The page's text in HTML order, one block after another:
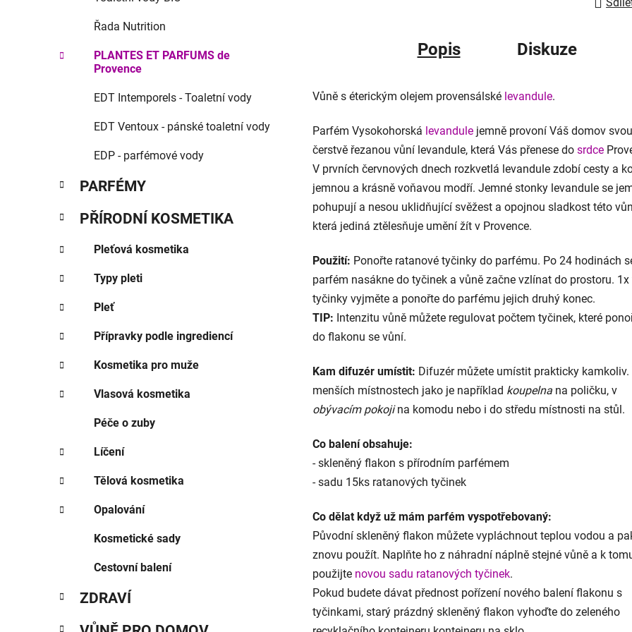
Řada Nutrition
PLANTES ET PARFUMS de
Provence
EDT Intemporels - Toaletní vody
EDT Ventoux - pánské toaletní vody
EDP - parfémové vody
PARFÉMY
PŘÍRODNÍ KOSMETIKA
Pleťová kosmetika
Typy pleti
Pleť
Přípravky podle ingrediencí
Kosmetika pro muže
Vlasová kosmetika
Péče o zuby
Líčení
Tělová kosmetika
Opalování
Kosmetické sady
Cestovní balení
ZDRAVÍ
Popis Diskuze
Vůně s éterickým olejem provensálské levandule.
Parfém Vysokohorská levandule jemně provoní Váš domov svou
čerstvě řezanou vůní levandule, která Vás přenese do srdce
V prvních červnových dnech rozkvetlá levandule zdobí cesty a
jemnou a krásně voňavou modří. Jemné stonky levandule se
pohupují a nesou uklidňující svěžest a opojnou sladkost této
která jediná ztělesňuje umění žít v Provence.
Použití: Ponořte ratanové tyčinky do parfému. Po 24 hodinách
parfém nasákne do tyčinek a vůně začne vzlínat do prostoru. 1x
tyčinky vyjměte a ponořte do parfému jejich druhý konec.
TIP: Intenzitu vůně můžete regulovat počtem tyčinek, které
do flakonu se vůní.
Kam difuzér umístit: Difuzér můžete umístit prakticky kamkoliv.
menších místnostech jako je například koupelna na poličku, v
obývacím pokojina komodu nebo i do středu místnosti na stůl.
Co balení obsahuje:
- skleněný flakon s přírodním parfémem
- sadu 15ks ratanových tyčinek
Co dělat když už mám parfém vyspotřebovaný:
Původní skleněný flakon můžete vypláchnout teplou vodou a
znovu použít. Naplňte ho z náhradní náplně stejné vůně a k
použijte novou sadu ratanových tyčinek.
Pokud budete dávat přednost pořízení nového balení flakonu s
tyčinkami, starý prázdný skleněný flakon vyhoďte do zeleného